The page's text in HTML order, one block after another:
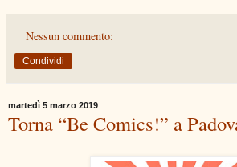
Nessun commento:
Condividi
martedì 5 marzo 2019
Torna “Be Comics!” a